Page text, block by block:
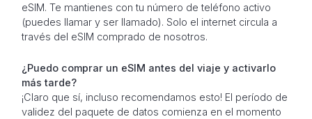
eSIM. Te mantienes con tu número de teléfono activo
(puedes llamar y ser llamado). Solo el internet circula a
través del eSIM comprado de nosotros.
¿Puedo comprar un eSIM antes del viaje y activarlo
más tarde?
¡Claro que sí, incluso recomendamos esto! El período de
validez del paquete de datos comienza en el momento